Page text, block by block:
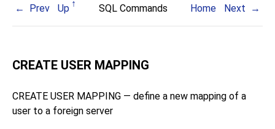
Prev
Up SQL Commands Home Next
CREATE USER MAPPING
CREATE USER MAPPING — define a new mapping of a
user to a foreign server